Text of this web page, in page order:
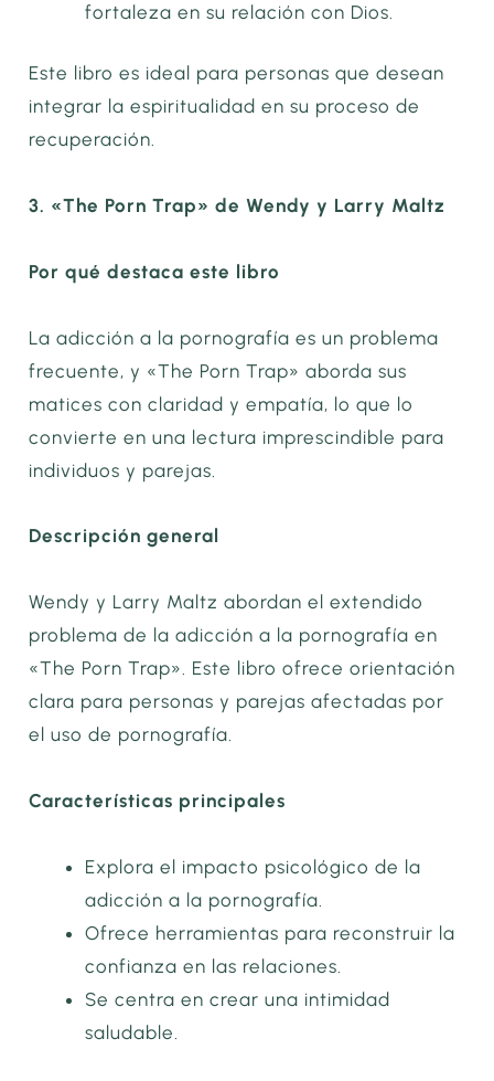
fortaleza en su relación con Dios.
Este libro es ideal para personas que desean
integrar la espiritualidad en su proceso de
recuperación.
3. «The Porn Trap» de Wendy y Larry Maltz
Por qué destaca este libro
La adicción a la pornografía es un problema
frecuente, y «The Porn Trap» aborda sus
matices con claridad y empatía, lo que lo
convierte en una lectura imprescindible para
individuos y parejas.
Descripción general
Wendy y Larry Maltz abordan el extendido
problema de la adicción a la pornografía en
«The Porn Trap». Este libro ofrece orientación
clara para personas y parejas afectadas por
el uso de pornografía.
Características principales
Explora el impacto psicológico de la
adicción a la pornografía.
Ofrece herramientas para reconstruir la
confianza en las relaciones.
Se centra en crear una intimidad
saludable.